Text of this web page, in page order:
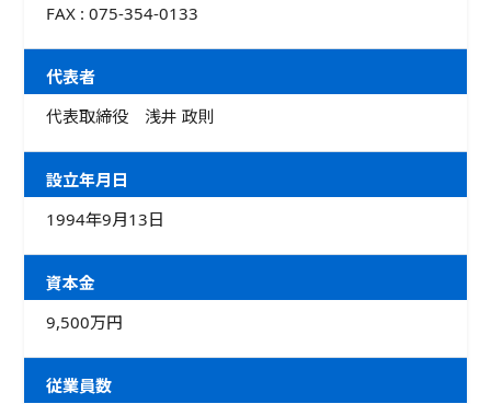
FAX : 075-354-0133
代表者
代表取締役 浅井 政則
設立年月日
1994年9月13日
資本金
9,500万円
従業員数